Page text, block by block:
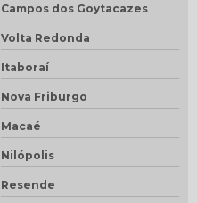
Campos dos Goytacazes
Volta Redonda
Itaboraí
Nova Friburgo
Macaé
Nilópolis
Resende